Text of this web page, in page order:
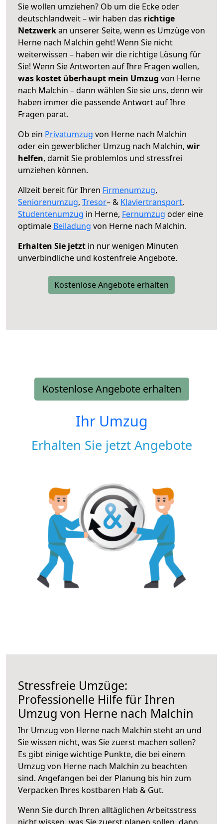
Sie wollen umziehen? Ob um die Ecke oder
deutschlandweit – wir haben das richtige
Netzwerkan unserer Seite, wenn es Umzüge von
Herne nach Malchin geht! Wenn Sie nicht
weiterwissen – haben wir die richtige Lösung für
Sie! Wenn Sie Antworten auf Ihre Fragen wollen,
was kostet überhaupt mein Umzug von Herne
nach Malchin – dann wählen Sie sie uns, denn wir
haben immer die passende Antwort auf Ihre
Fragen parat.
Ob ein Privatumzug von Herne nach Malchin
oder ein gewerblicher Umzug nach Malchin, wir
helfen, damit Sie problemlos und stressfrei
umziehen können.
Allzeit bereit für Ihren Firmenumzug,
Seniorenumzug, Tresor– & Klaviertransport,
Studentenumzug in Herne, Fernumzug oder eine
optimale Beiladung von Herne nach Malchin.
Erhalten Sie jetzt in nur wenigen Minuten
unverbindliche und kostenfreie Angebote.
Kostenlose Angebote erhalten
Kostenlose Angebote erhalten
Ihr Umzug
Erhalten Sie jetzt Angebote
Stressfreie Umzüge:
Professionelle Hilfe für Ihren
Umzug von Herne nach Malchin
Ihr Umzug von Herne nach Malchin steht an und
Sie wissen nicht, was Sie zuerst machen sollen?
Es gibt einige wichtige Punkte, die bei einem
Umzug von Herne nach Malchin zu beachten
sind. Angefangen bei der Planung bis hin zum
Verpacken Ihres kostbaren Hab & Gut.
Wenn Sie durch Ihren alltäglichen Arbeitsstress